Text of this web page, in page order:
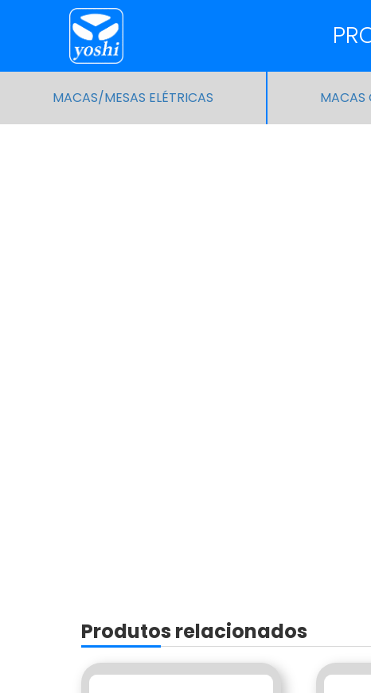
MACAS/MESAS ELÉTRICAS MACAS
Produtos relacionados